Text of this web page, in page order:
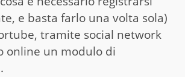
e basta farlo una volta sola)
tramite social network
online un modulo di